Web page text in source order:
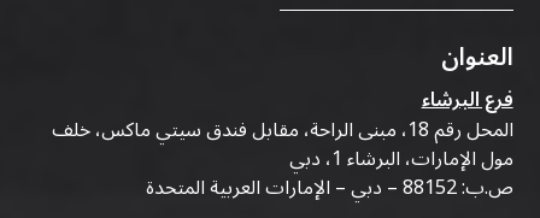
العنوان
فرع البرشاء
المحل رقم 18، مبنى الراحة، مقابل فندق سيتي ماكس، خلف
مول الإمارات، البرشاء 1، دبي
ص.ب: 88152 – دبي – الإمارات العربية المتحدة